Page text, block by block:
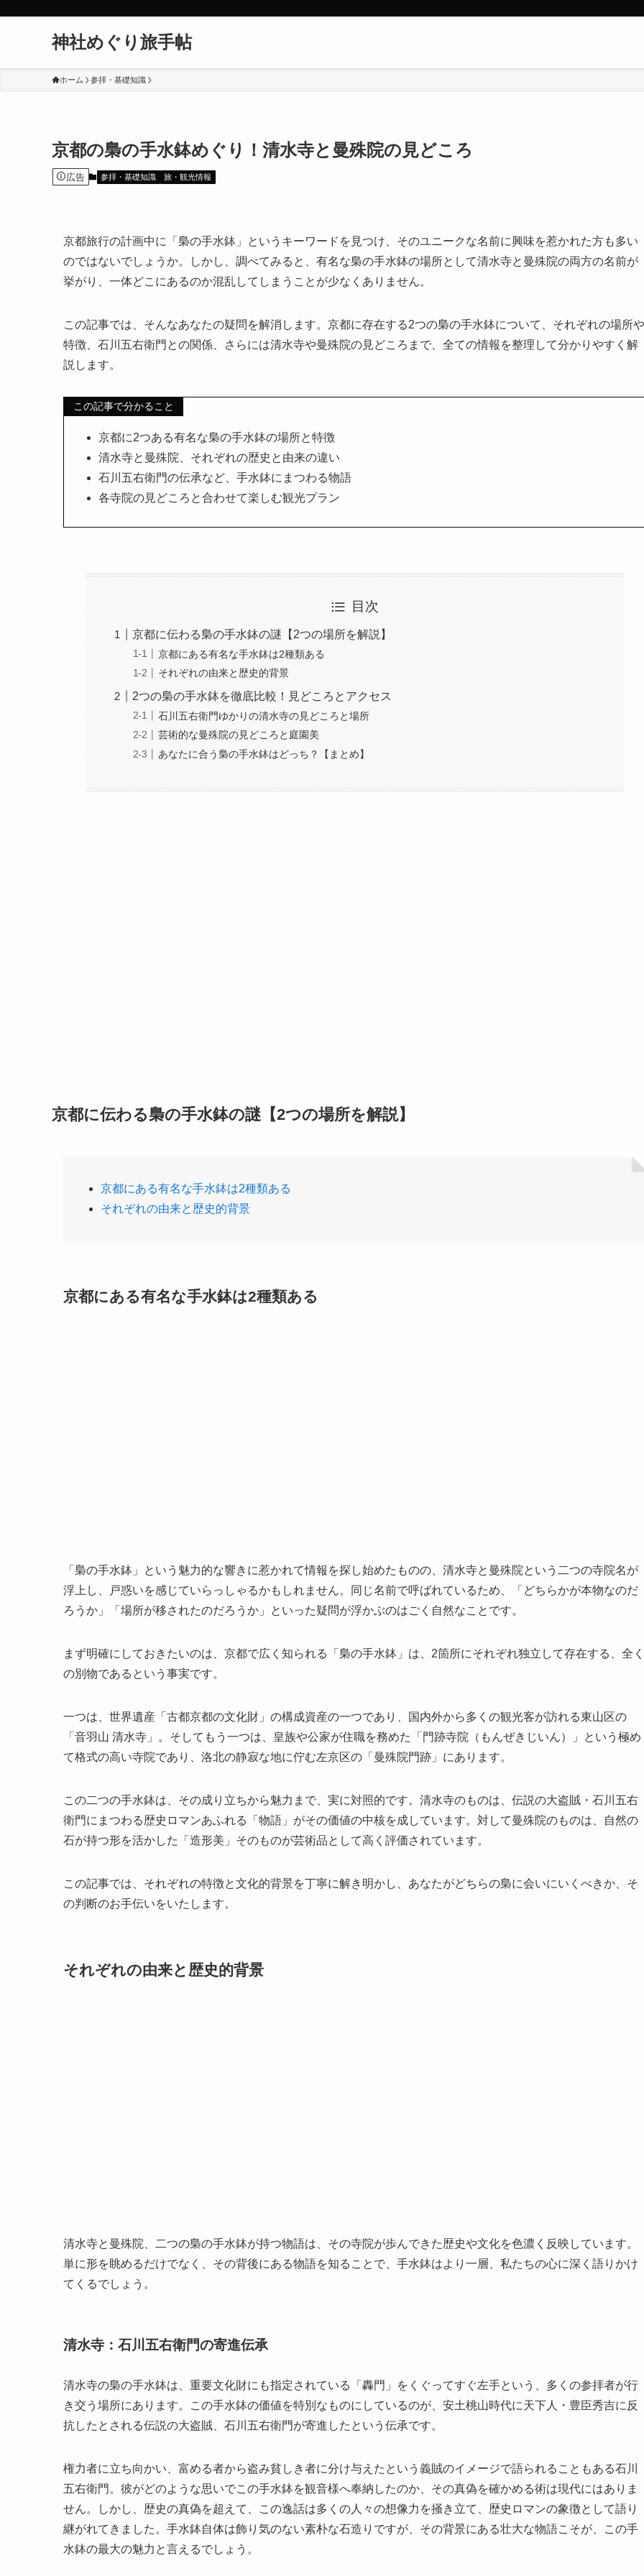
神社めぐり旅手帖
ホーム 参拝・基礎知識
京都の梟の手水鉢めぐり！清水寺と曼殊院の見どころ
広告 参拝・基礎知識 旅・観光情報
京都旅行の計画中に「梟の手水鉢」というキーワードを見つけ、そのユニークな名前に興味を惹かれた方も多い
のではないでしょうか。しかし、調べてみると、有名な梟の手水鉢の場所として清水寺と曼殊院の両方の名前が
挙がり、一体どこにあるのか混乱してしまうことが少なくありません。
この記事では、そんなあなたの疑問を解消します。京都に存在する2つの梟の手水鉢について、それぞれの場所や
特徴、石川五右衛門との関係、さらには清水寺や曼殊院の見どころまで、全ての情報を整理して分かりやすく解
説します。
この記事で分かること
京都に2つある有名な梟の手水鉢の場所と特徴
清水寺と曼殊院、それぞれの歴史と由来の違い
石川五右衛門の伝承など、手水鉢にまつわる物語
各寺院の見どころと合わせて楽しむ観光プラン
目次
京都に伝わる梟の手水鉢の謎【2つの場所を解説】
京都にある有名な手水鉢は2種類ある
それぞれの由来と歴史的背景
2つの梟の手水鉢を徹底比較！見どころとアクセス
石川五右衛門ゆかりの清水寺の見どころと場所
芸術的な曼殊院の見どころと庭園美
あなたに合う梟の手水鉢はどっち？【まとめ】
京都に伝わる梟の手水鉢の謎【2つの場所を解説】
京都にある有名な手水鉢は2種類ある
それぞれの由来と歴史的背景
京都にある有名な手水鉢は2種類ある
「梟の手水鉢」という魅力的な響きに惹かれて情報を探し始めたものの、清水寺と曼殊院という二つの寺院名が
浮上し、戸惑いを感じていらっしゃるかもしれません。同じ名前で呼ばれているため、「どちらかが本物なのだ
ろうか」「場所が移されたのだろうか」といった疑問が浮かぶのはごく自然なことです。
まず明確にしておきたいのは、京都で広く知られる「梟の手水鉢」は、2箇所にそれぞれ独立して存在する、全く
の別物であるという事実です。
一つは、世界遺産「古都京都の文化財」の構成資産の一つであり、国内外から多くの観光客が訪れる東山区の
「音羽山 清水寺」。そしてもう一つは、皇族や公家が住職を務めた「門跡寺院（もんぜきじいん）」という極め
て格式の高い寺院であり、洛北の静寂な地に佇む左京区の「曼殊院門跡」にあります。
この二つの手水鉢は、その成り立ちから魅力まで、実に対照的です。清水寺のものは、伝説の大盗賊・石川五右
衛門にまつわる歴史ロマンあふれる「物語」がその価値の中核を成しています。対して曼殊院のものは、自然の
石が持つ形を活かした「造形美」そのものが芸術品として高く評価されています。
この記事では、それぞれの特徴と文化的背景を丁寧に解き明かし、あなたがどちらの梟に会いにいくべきか、そ
の判断のお手伝いをいたします。
それぞれの由来と歴史的背景
清水寺と曼殊院、二つの梟の手水鉢が持つ物語は、その寺院が歩んできた歴史や文化を色濃く反映しています。
単に形を眺めるだけでなく、その背後にある物語を知ることで、手水鉢はより一層、私たちの心に深く語りかけ
てくるでしょう。
清水寺：石川五右衛門の寄進伝承
清水寺の梟の手水鉢は、重要文化財にも指定されている「轟門」をくぐってすぐ左手という、多くの参拝者が行
き交う場所にあります。この手水鉢の価値を特別なものにしているのが、安土桃山時代に天下人・豊臣秀吉に反
抗したとされる伝説の大盗賊、石川五右衛門が寄進したという伝承です。
権力者に立ち向かい、富める者から盗み貧しき者に分け与えたという義賊のイメージで語られることもある石川
五右衛門。彼がどのような思いでこの手水鉢を観音様へ奉納したのか、その真偽を確かめる術は現代にはありま
せん。しかし、歴史の真偽を超えて、この逸話は多くの人々の想像力を掻き立て、歴史ロマンの象徴として語り
継がれてきました。手水鉢自体は飾り気のない素朴な石造りですが、その背景にある壮大な物語こそが、この手
水鉢の最大の魅力と言えるでしょう。